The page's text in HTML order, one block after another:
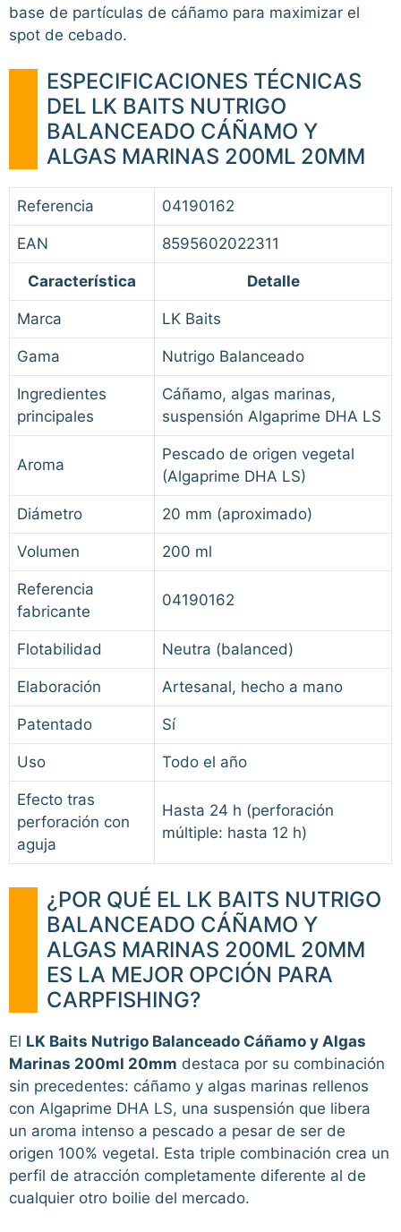
base de partículas de cáñamo para maximizar el
spot de cebado.
ESPECIFICACIONES TÉCNICAS
DEL LK BAITS NUTRIGO
BALANCEADO CÁÑAMO Y
ALGAS MARINAS 200ML 20MM
Referencia 04190162
EAN 8595602022311
Característica Detalle
Marca LK Baits
Gama Nutrigo Balanceado
Ingredientes
principales
Cáñamo, algas marinas,
suspensión Algaprime DHA LS
Aroma
Pescado de origen vegetal
(Algaprime DHA LS)
Diámetro 20 mm (aproximado)
Volumen 200 ml
Referencia
fabricante
04190162
Flotabilidad Neutra (balanced)
Elaboración Artesanal, hecho a mano
Patentado Sí
Uso Todo el año
Efecto tras
perforación con
aguja
Hasta 24 h (perforación
múltiple: hasta 12 h)
¿POR QUÉ EL LK BAITS NUTRIGO
BALANCEADO CÁÑAMO Y
ALGAS MARINAS 200ML 20MM
ES LA MEJOR OPCIÓN PARA
CARPFISHING?
El LK Baits Nutrigo Balanceado Cáñamo y Algas
Marinas 200ml 20mm destaca por su combinación
sin precedentes: cáñamo y algas marinas rellenos
con Algaprime DHA LS, una suspensión que libera
un aroma intenso a pescado a pesar de ser de
origen 100% vegetal. Esta triple combinación crea un
perfil de atracción completamente diferente al de
cualquier otro boilie del mercado.